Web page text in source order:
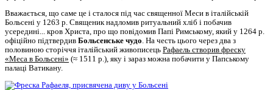
Вважається, що саме це і сталося під час священної Меси в італійській
Больсені у 1263 р. Священик надломив ритуальний хліб і побачив
усередині... кров Христа, про що повідомив Папі Римському, який у 1264 р.
офіційно підтвердив Больсенське чудо. На честь цього через два з
половиною сторіччя італійський живописець Рафаель створив фреску
«Меса в Больсені» (≈ 1511 р.), яку і зараз можна побачити у Папському
палаці Ватикану.